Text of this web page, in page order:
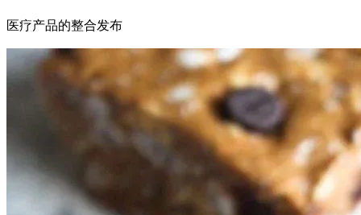
医疗产品的整合发布